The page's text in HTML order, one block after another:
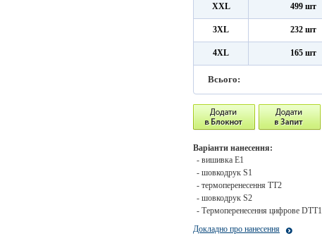
XXL 499 шт
3XL 232 шт
4XL 165 шт
Всього:
Варіанти нанесення:
- вишивка E1
- шовкодрук S1
- термоперенесення ТТ2
- шовкодрук S2
- Термоперенесення цифрове DTT1
Докладно про нанесення